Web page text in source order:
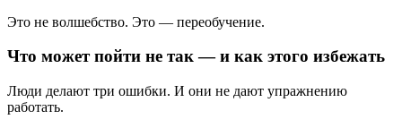
Это не волшебство. Это — переобучение.
Что может пойти не так — и как этого избежать
Люди делают три ошибки. И они не дают упражнению
работать.